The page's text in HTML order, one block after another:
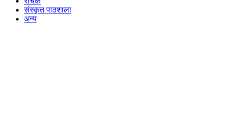
संस्कृत पाठशाला
अन्य